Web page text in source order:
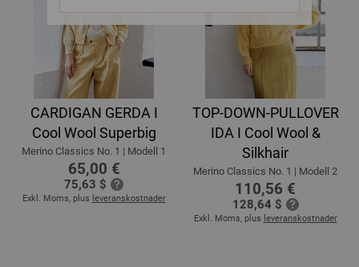
CARDIGAN GERDA I
Cool Wool Superbig
Merino Classics No. 1 | Modell 1
65,00 €
75,63 $
Exkl. Moms, plus leveranskostnader
TOP-DOWN-PULLOVER
IDA I Cool Wool &
Silkhair
Merino Classics No. 1 | Modell 2
110,56 €
128,64 $
Exkl. Moms, plus leveranskostnader